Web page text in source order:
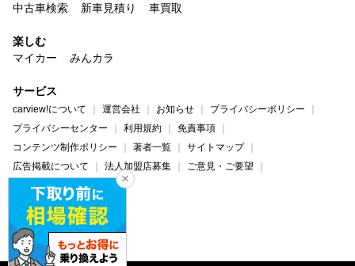
中古車検索
新車見積り 車買取
楽しむ
マイカー
みんカラ
サービス
carview!について 運営会社 お知らせ
プライバシーポリシー
プライバシーセンター
利用規約
免責事項
コンテンツ制作ポリシー
著者一覧
サイトマップ
広告掲載について
法人加盟店募集
ご意見・ご要望
ヘルプ・お問い合わせ
carview! Yahoo! JAPAN